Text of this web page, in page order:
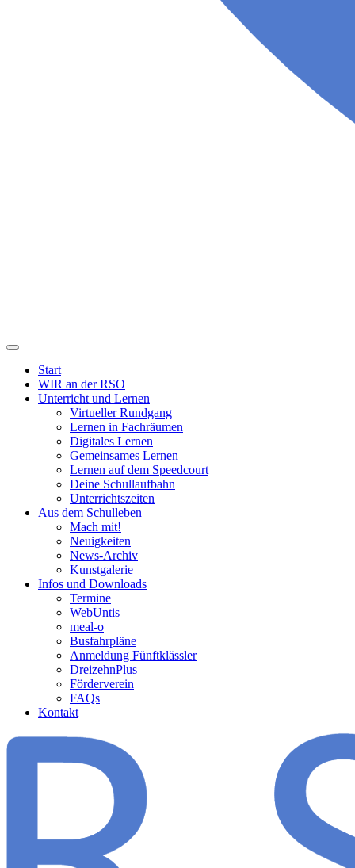
Start
WIR an der RSO
Unterricht und Lernen
Virtueller Rundgang
Lernen in Fachräumen
Digitales Lernen
Gemeinsames Lernen
Lernen auf dem Speedcourt
Deine Schullaufbahn
Unterrichtszeiten
Aus dem Schulleben
Mach mit!
Neuigkeiten
News-Archiv
Kunstgalerie
Infos und Downloads
Termine
WebUntis
meal-o
Busfahrpläne
Anmeldung Fünftklässler
DreizehnPlus
Förderverein
FAQs
Kontakt